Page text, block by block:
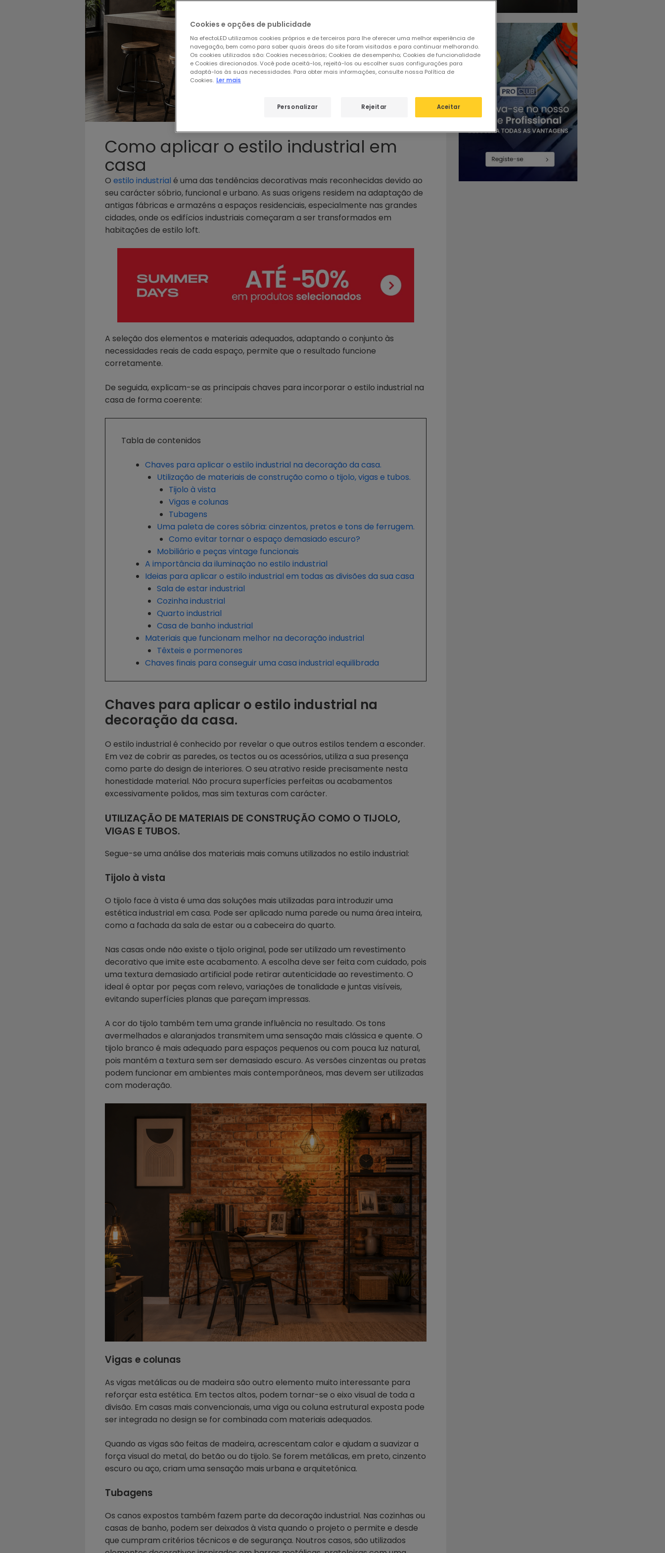
Como aplicar o estilo industrial em
casa
O estilo industrial é uma das tendências decorativas mais reconhecidas devido ao
seu carácter sóbrio, funcional e urbano. As suas origens residem na adaptação de
antigas fábricas e armazéns a espaços residenciais, especialmente nas grandes
cidades, onde os edifícios industriais começaram a ser transformados em
habitações de estilo loft.
A seleção dos elementos e materiais adequados, adaptando o conjunto às
necessidades reais de cada espaço, permite que o resultado funcione
corretamente.
De seguida, explicam-se as principais chaves para incorporar o estilo industrial na
casa de forma coerente:
Tabla de contenidos
Chaves para aplicar o estilo industrial na decoração da casa.
Utilização de materiais de construção como o tijolo, vigas e tubos.
Tijolo à vista
Vigas e colunas
Tubagens
Uma paleta de cores sóbria: cinzentos, pretos e tons de ferrugem.
Como evitar tornar o espaço demasiado escuro?
Mobiliário e peças vintage funcionais
A importância da iluminação no estilo industrial
Ideias para aplicar o estilo industrial em todas as divisões da sua casa
Sala de estar industrial
Cozinha industrial
Quarto industrial
Casa de banho industrial
Materiais que funcionam melhor na decoração industrial
Têxteis e pormenores
Chaves finais para conseguir uma casa industrial equilibrada
Chaves para aplicar o estilo industrial na
decoração da casa.
O estilo industrial é conhecido por revelar o que outros estilos tendem a esconder.
Em vez de cobrir as paredes, os tectos ou os acessórios, utiliza a sua presença
como parte do design de interiores. O seu atrativo reside precisamente nesta
honestidade material. Não procura superfícies perfeitas ou acabamentos
excessivamente polidos, mas sim texturas com carácter.
UTILIZAÇÃO DE MATERIAIS DE CONSTRUÇÃO COMO O TIJOLO,
VIGAS E TUBOS.
Segue-se uma análise dos materiais mais comuns utilizados no estilo industrial:
Tijolo à vista
O tijolo face à vista é uma das soluções mais utilizadas para introduzir uma
estética industrial em casa. Pode ser aplicado numa parede ou numa área inteira,
como a fachada da sala de estar ou a cabeceira do quarto.
Nas casas onde não existe o tijolo original, pode ser utilizado um revestimento
decorativo que imite este acabamento. A escolha deve ser feita com cuidado, pois
uma textura demasiado artificial pode retirar autenticidade ao revestimento. O
ideal é optar por peças com relevo, variações de tonalidade e juntas visíveis,
evitando superfícies planas que pareçam impressas.
A cor do tijolo também tem uma grande influência no resultado. Os tons
avermelhados e alaranjados transmitem uma sensação mais clássica e quente. O
tijolo branco é mais adequado para espaços pequenos ou com pouca luz natural,
pois mantém a textura sem ser demasiado escuro. As versões cinzentas ou pretas
podem funcionar em ambientes mais contemporâneos, mas devem ser utilizadas
com moderação.
Vigas e colunas
As vigas metálicas ou de madeira são outro elemento muito interessante para
reforçar esta estética. Em tectos altos, podem tornar-se o eixo visual de toda a
divisão. Em casas mais convencionais, uma viga ou coluna estrutural exposta pode
ser integrada no design se for combinada com materiais adequados.
Quando as vigas são feitas de madeira, acrescentam calor e ajudam a suavizar a
força visual do metal, do betão ou do tijolo. Se forem metálicas, em preto, cinzento
escuro ou aço, criam uma sensação mais urbana e arquitetónica.
Tubagens
Os canos expostos também fazem parte da decoração industrial. Nas cozinhas ou
casas de banho, podem ser deixados à vista quando o projeto o permite e desde
que cumpram critérios técnicos e de segurança. Noutros casos, são utilizados
Cookies e opções de publicidade
Na efectoLED utilizamos cookies próprios e de terceiros para lhe oferecer uma melhor experiência de
navegação, bem como para saber quais áreas do site foram visitadas e para continuar melhorando.
Os cookies utilizados são: Cookies necessários; Cookies de desempenho; Cookies de funcionalidade
e Cookies direcionados. Você pode aceitá-los, rejeitá-los ou escolher suas configurações para
adaptá-los às suas necessidades. Para obter mais informações, consulte nossa Política de
Cookies. Ler mais
Rejeitar Aceitar
Personalizar